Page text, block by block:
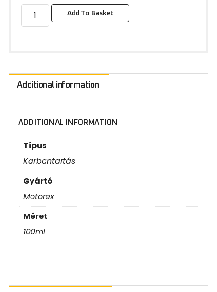
Add To Basket
Additional information
ADDITIONAL INFORMATION
Típus
Karbantartás
Gyártó
Motorex
Méret
100ml